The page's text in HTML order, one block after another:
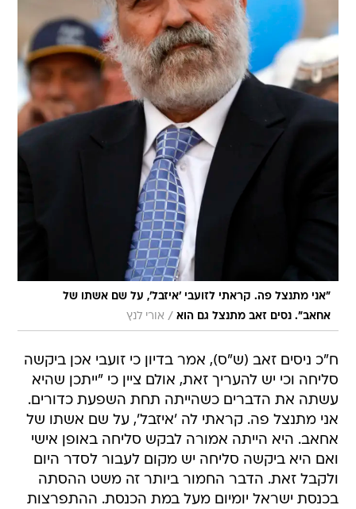
"אני מתנצל פה. קראתי לזועבי 'איזבל', על שם אשתו של
אחאב". נסים זאב מתנצל גם הוא / אורי לנץ
ח"כ ניסים זאב (ש"ס), אמר בדיון כי זועבי אכן ביקשה
סליחה וכי יש להעריך זאת, אולם ציין כי "ייתכן שהיא
עשתה את הדברים כשהייתה תחת השפעת כדורים.
אני מתנצל פה. קראתי לה 'איזבל', על שם אשתו של
אחאב. היא הייתה אמורה לבקש סליחה באופן אישי
ואם היא ביקשה סליחה יש מקום לעבור לסדר היום
ולקבל זאת. הדבר החמור ביותר זה משט ההסתה
בכנסת ישראל יומיום מעל במת הכנסת. ההתפרצות